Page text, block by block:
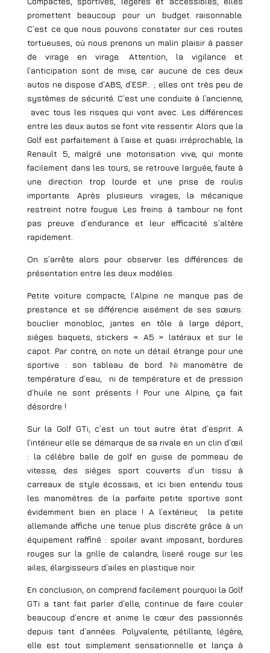
promettent beaucoup pour un budget raisonnable.
C’est ce que nous pouvons constater sur ces routes
tortueuses, où nous prenons un malin plaisir à passer
de virage en virage. Attention, la vigilance et
l’anticipation sont de mise, car aucune de ces deux
autos ne dispose d’ABS, d’ESP… ; elles ont très peu de
systèmes de sécurité. C’est une conduite à l’ancienne,
avec tous les risques qui vont avec. Les différences
entre les deux autos se font vite ressentir. Alors que la
Golf est parfaitement à l’aise et quasi irréprochable, la
Renault 5, malgré une motorisation vive, qui monte
facilement dans les tours, se retrouve larguée, faute à
une direction trop lourde et une prise de roulis
importante. Après plusieurs virages, la mécanique
restreint notre fougue. Les freins à tambour ne font
pas preuve d’endurance et leur efficacité s’altère
rapidement.
On s’arrête alors pour observer les différences de
présentation entre les deux modèles.
Petite voiture compacte, l’Alpine ne manque pas de
prestance et se différencie aisément de ses sœurs:
bouclier monobloc, jantes en tôle à large déport,
sièges baquets, stickers « A5 » latéraux et sur le
capot. Par contre, on note un détail étrange pour une
sportive : son tableau de bord. Ni manomètre de
température d’eau, ni de température et de pression
d’huile ne sont présents ! Pour une Alpine, ça fait
désordre !
Sur la Golf GTi, c’est un tout autre état d’esprit. A
l’intérieur elle se démarque de sa rivale en un clin d’œil
: la célèbre balle de golf en guise de pommeau de
vitesse, des sièges sport couverts d’un tissu à
carreaux de style écossais, et ici bien entendu tous
les manomètres de la parfaite petite sportive sont
évidemment bien en place ! A l’extérieur, la petite
allemande affiche une tenue plus discrète grâce à un
équipement raffiné : spoiler avant imposant, bordures
rouges sur la grille de calandre, liseré rouge sur les
ailes, élargisseurs d’ailes en plastique noir.
En conclusion, on comprend facilement pourquoi la Golf
GTi a tant fait parler d’elle, continue de faire couler
beaucoup d’encre et anime le cœur des passionnés
depuis tant d’années. Polyvalente, pétillante, légère,
elle est tout simplement sensationnelle et lança à